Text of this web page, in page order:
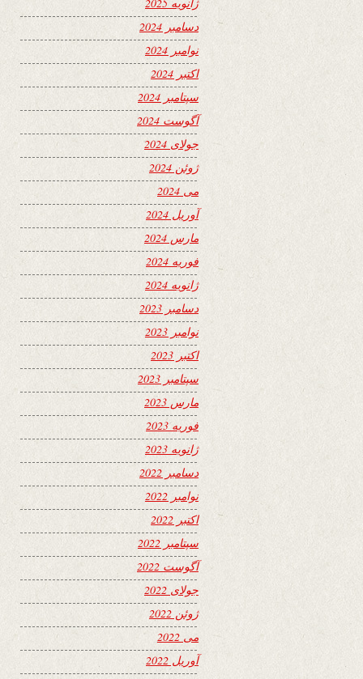
دسامبر 2024
نوامبر 2024
اکتبر 2024
سپتامبر 2024
آگوست 2024
جولای 2024
ژوئن 2024
می 2024
آوریل 2024
مارس 2024
فوریه 2024
ژانویه 2024
دسامبر 2023
نوامبر 2023
اکتبر 2023
سپتامبر 2023
مارس 2023
فوریه 2023
ژانویه 2023
دسامبر 2022
نوامبر 2022
اکتبر 2022
سپتامبر 2022
آگوست 2022
جولای 2022
ژوئن 2022
می 2022
آوریل 2022